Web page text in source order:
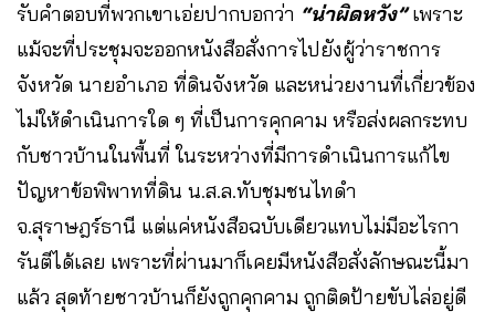
รับคำตอบที่พวกเขาเอ่ยปากบอกว่า “น่าผิดหวัง”เพราะ
แม้จะที่ประชุมจะออกหนังสือสั่งการไปยังผู้ว่าราชการ
จังหวัด นายอำเภอ ที่ดินจังหวัด และหน่วยงานที่เกี่ยวข้อง
ไม่ให้ดำเนินการใด ๆ ที่เป็นการคุกคาม หรือส่งผลกระทบ
กับชาวบ้านในพื้นที่ ในระหว่างที่มีการดำเนินการแก้ไข
ปัญหาข้อพิพาทที่ดิน น.ส.ล.ทับชุมชนไทดำ
จ.สุราษฎร์ธานี แต่แค่หนังสือฉบับเดียวแทบไม่มีอะไรกา
รันตีได้เลย เพราะที่ผ่านมาก็เคยมีหนังสือสั่งลักษณะนี้มา
แล้ว สุดท้ายชาวบ้านก็ยังถูกคุกคาม ถูกติดป้ายขับไล่อยู่ดี